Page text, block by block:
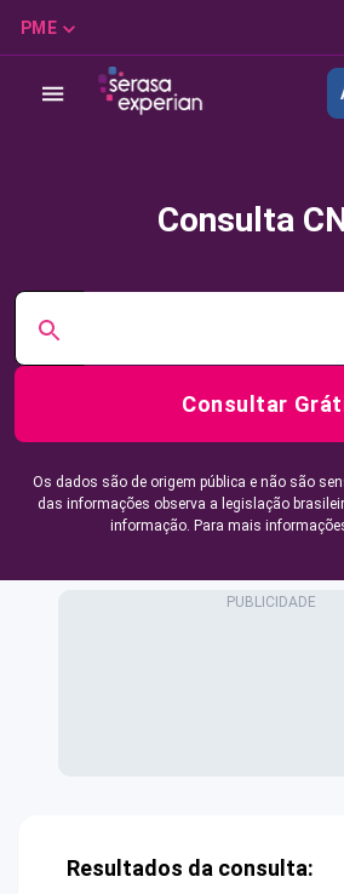
PME
Consulta
Consultar
Os dados são de origem pública e não são
das informações observa a legislação
informação. Para mais
Resultados da consulta: